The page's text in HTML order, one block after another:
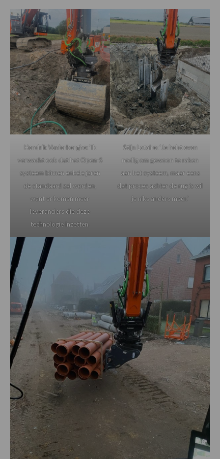
Hendrik Vanlerberghe: ‘Ik
verwacht ook dat het Open-S
systeem binnen enkele jaren
de standaard zal worden,
want er komen meer
leveranciers die deze
technologie inzetten.
Stijn Lataire: ’Je hebt even
nodig om gewoon te raken
aan het systeem, maar eens
dat proces achter de rug is wil
je niks anders meer.’